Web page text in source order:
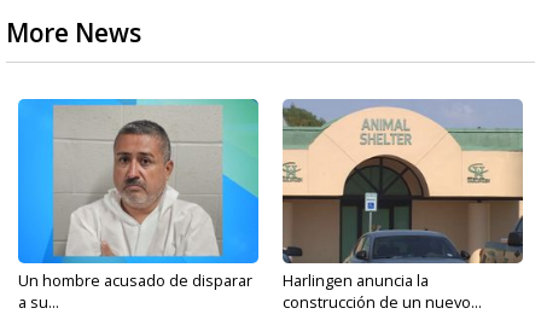
More News
Un hombre acusado de disparar
a su...
Harlingen anuncia la
construcción de un nuevo...